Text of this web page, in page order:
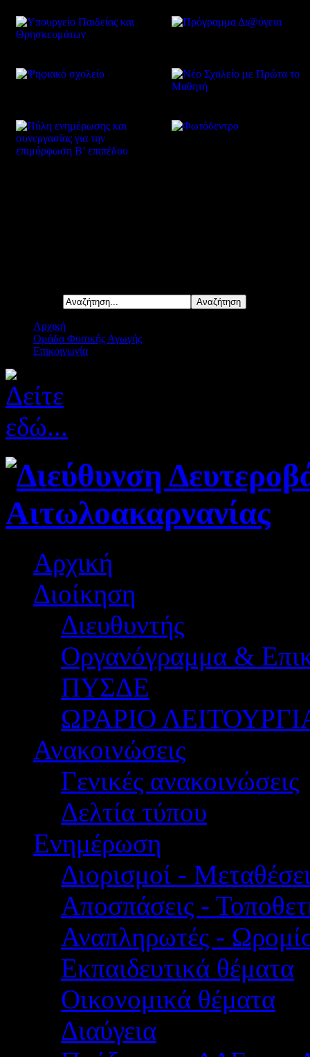
Αρχική
Ομάδα Φυσικής Αγωγής
Επικοινωνία
Αρχική
Διοίκηση
Διευθυντής
Οργανόγραμμα &
ΠΥΣΔΕ
ΩΡΑΡΙΟ
Ανακοινώσεις
Γενικές ανακοινώσεις
Δελτία τύπου
Ενημέρωση
Διορισμοί -
Αποσπάσεις -
Αναπληρωτές -
Εκπαιδευτικά θέματα
Οικονομικά θέματα
Διαύγεια